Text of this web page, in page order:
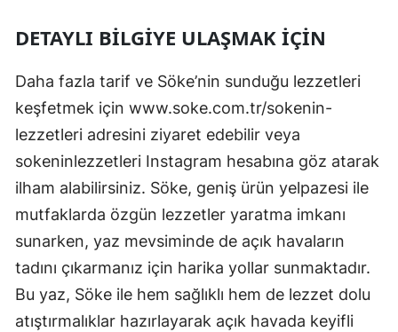
DETAYLI BILGIYE ULAŞMAK İÇIN
Daha fazla tarif ve Söke’nin sunduğu lezzetleri
keşfetmek için www.soke.com.tr/sokenin-
lezzetleri adresini ziyaret edebilir veya
sokeninlezzetleri Instagram hesabına göz atarak
ilham alabilirsiniz. Söke, geniş ürün yelpazesi ile
mutfaklarda özgün lezzetler yaratma imkanı
sunarken, yaz mevsiminde de açık havaların
tadını çıkarmanız için harika yollar sunmaktadır.
Bu yaz, Söke ile hem sağlıklı hem de lezzet dolu
atıştırmalıklar hazırlayarak açık havada keyifli